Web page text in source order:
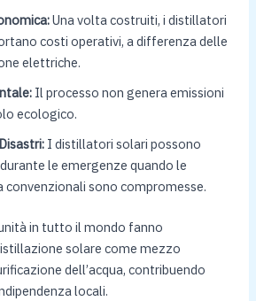
Una volta costruiti, i distillatori
costi operativi, a differenza delle
elettriche.
Il processo non genera emissioni
ecologico.
I distillatori solari possono
le emergenze quando le
convenzionali sono compromesse.
in tutto il mondo fanno
solare come mezzo
dell’acqua, contribuendo
locali.